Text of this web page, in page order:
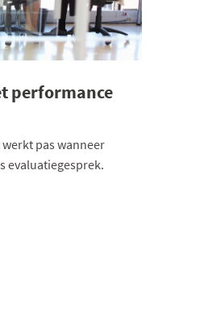
performance
pas wanneer
evaluatiegesprek.